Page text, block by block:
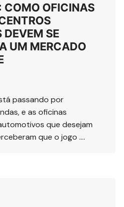
OFICINAS
SE
UM MERCADO
passando por
e as oficinas
que desejam
que o jogo ….